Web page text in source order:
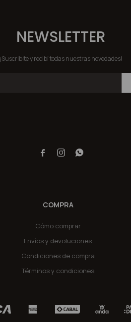
COMPRA
Cómo comprar
Envíos y devoluciones
Condiciones de compra
Términos y condiciones
NEWSLETTER
¡Suscribite y recibí todas nuestras novedades!
  